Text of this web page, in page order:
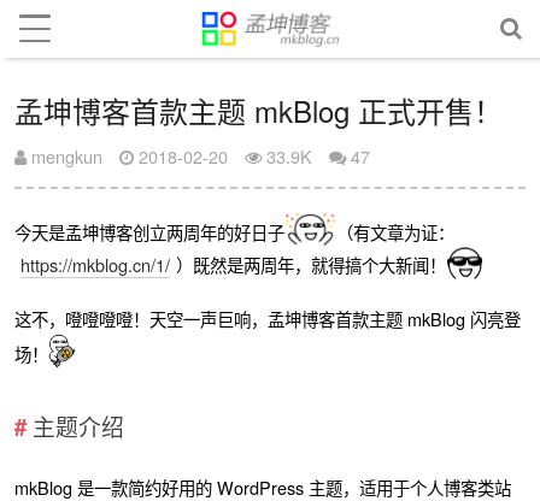
孟坤博客首款主题 mkBlog 正式开售！
mengkun 2018-02-20 33.9K 47
今天是孟坤博客创立两周年的好日子
（有文章为证：
https://mkblog.cn/1/ ）既然是两周年，就得搞个大新闻！
这不，噔噔噔噔！天空一声巨响，孟坤博客首款主题 mkBlog 闪亮登
场！
主题介绍
mkBlog 是一款简约好用的 WordPress 主题，适用于个人博客类站